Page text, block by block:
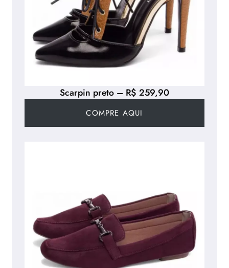
Scarpin preto – R$ 259,90
COMPRE AQUI